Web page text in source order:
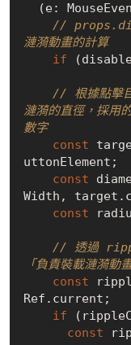
(e:
//
漣漪動畫的計算
if
// 根據點擊目
漣漪的直徑，採用
數字
const
uttonElement;
const
Width,
const
// 透過
「負責裝載漣漪動
const
Ref.current;
if
const